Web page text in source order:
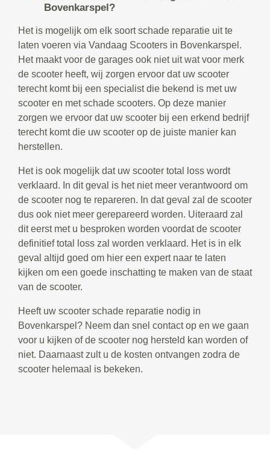
Bovenkarspel?
Het is mogelijk om elk soort schade reparatie uit te
laten voeren via Vandaag Scooters in Bovenkarspel.
Het maakt voor de garages ook niet uit wat voor merk
de scooter heeft, wij zorgen ervoor dat uw scooter
terecht komt bij een specialist die bekend is met uw
scooter en met schade scooters. Op deze manier
zorgen we ervoor dat uw scooter bij een erkend bedrijf
terecht komt die uw scooter op de juiste manier kan
herstellen.
Het is ook mogelijk dat uw scooter total loss wordt
verklaard. In dit geval is het niet meer verantwoord om
de scooter nog te repareren. In dat geval zal de scooter
dus ook niet meer gerepareerd worden. Uiteraard zal
dit eerst met u besproken worden voordat de scooter
definitief total loss zal worden verklaard. Het is in elk
geval altijd goed om hier een expert naar te laten
kijken om een goede inschatting te maken van de staat
van de scooter.
Heeft uw scooter schade reparatie nodig in
Bovenkarspel? Neem dan snel contact op en we gaan
voor u kijken of de scooter nog hersteld kan worden of
niet. Daarnaast zult u de kosten ontvangen zodra de
scooter helemaal is bekeken.